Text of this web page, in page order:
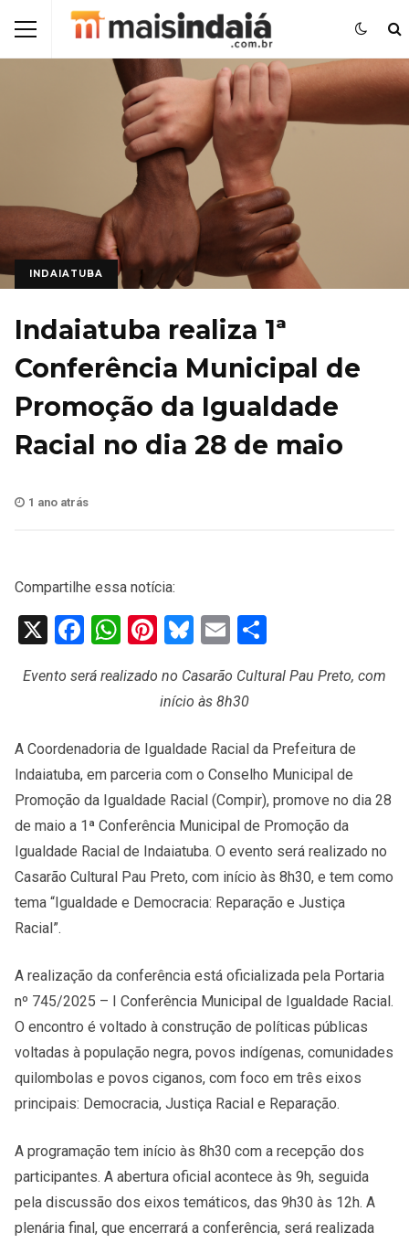
INDAIATUBA
Indaiatuba realiza 1ª
Conferência Municipal de
Promoção da Igualdade
Racial no dia 28 de maio
1 ano atrás
Compartilhe essa notícia:
X Facebook
WhatsApp
Pinterest
Bluesky
Email
Evento será realizado no Casarão Cultural Pau Preto, com
início às 8h30
A Coordenadoria de Igualdade Racial da Prefeitura de
Indaiatuba, em parceria com o Conselho Municipal de
Promoção da Igualdade Racial (Compir), promove no dia 28
de maio a 1ª Conferência Municipal de Promoção da
Igualdade Racial de Indaiatuba. O evento será realizado no
Casarão Cultural Pau Preto, com início às 8h30, e tem como
tema “Igualdade e Democracia: Reparação e Justiça
Racial”.
A realização da conferência está oficializada pela Portaria
nº 745/2025 – I Conferência Municipal de Igualdade Racial.
O encontro é voltado à construção de políticas públicas
voltadas à população negra, povos indígenas, comunidades
quilombolas e povos ciganos, com foco em três eixos
principais: Democracia, Justiça Racial e Reparação.
A programação tem início às 8h30 com a recepção dos
participantes. A abertura oficial acontece às 9h, seguida
pela discussão dos eixos temáticos, das 9h30 às 12h. A
plenária final, que encerrará a conferência, será realizada